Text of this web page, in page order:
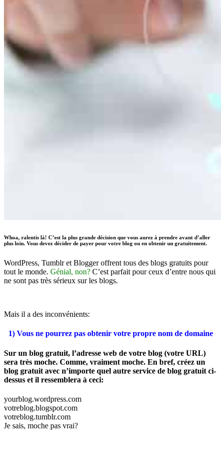
Whoa, ralentis là! C’est la plus grande décision que vous aurez à prendre avant d’aller
plus loin. Vous devez décider de payer pour votre blog ou en obtenir un gratuitement.
WordPress, Tumblr et Blogger offrent tous des blogs gratuits pour
tout le monde. Génial, non? C’est parfait pour ceux d’entre nous qui
ne sont pas très sérieux sur les blogs.
Mais il a des inconvénients:
1) Vous ne pourrez pas obtenir votre propre nom de domaine
Sur un blog gratuit, l’adresse web de votre blog (votre URL)
sera très moche. Comme, vraiment moche. En bref, créez un
blog gratuit avec n’importe quel autre service de blog gratuit ci-
dessus et il ressemblera à ceci:
yourblog.wordpress.com
votreblog.blogspot.com
votreblog.tumblr.com
Je sais, moche pas vrai?